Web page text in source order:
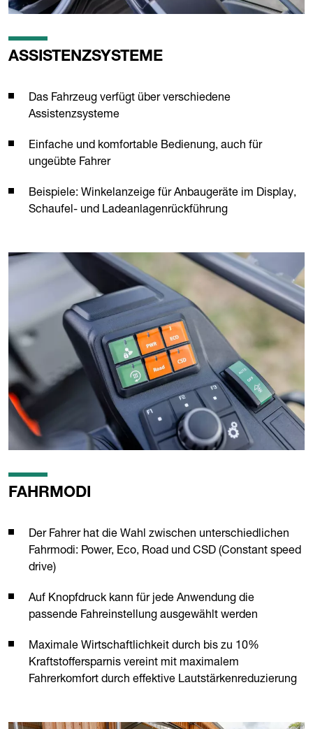
ASSISTENZSYSTEME
Das Fahrzeug verfügt über verschiedene
Assistenzsysteme
Einfache und komfortable Bedienung, auch für
ungeübte Fahrer
Beispiele: Winkelanzeige für Anbaugeräte im Display,
Schaufel- und Ladeanlagenrückführung
FAHRMODI
Der Fahrer hat die Wahl zwischen unterschiedlichen
Fahrmodi: Power, Eco, Road und CSD (Constant speed
drive)
Auf Knopfdruck kann für jede Anwendung die
passende Fahreinstellung ausgewählt werden
Maximale Wirtschaftlichkeit durch bis zu 10%
Kraftstoffersparnis vereint mit maximalem
Fahrerkomfort durch effektive Lautstärkenreduzierung